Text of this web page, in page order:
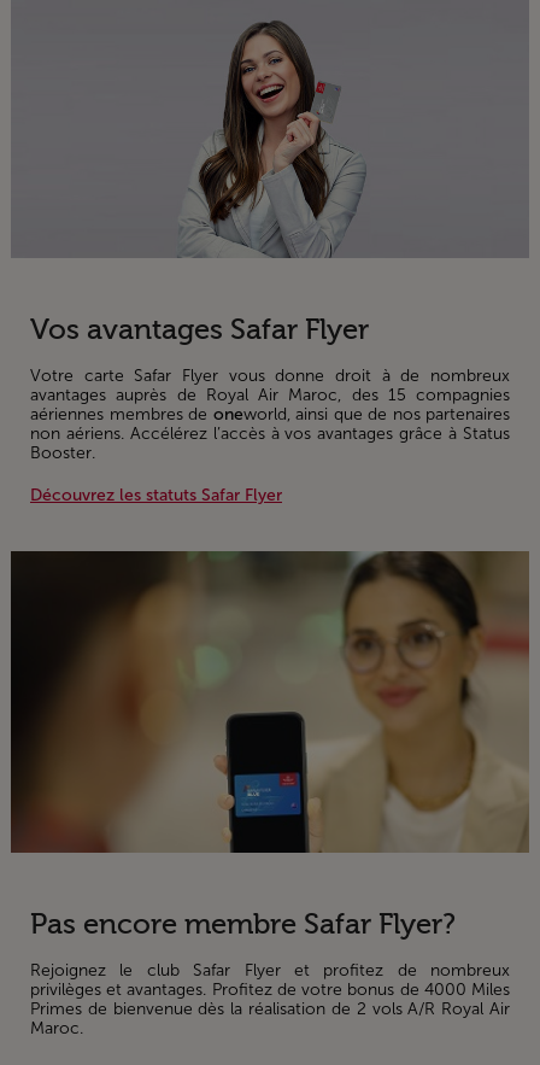
Vos avantages Safar Flyer
Votre carte Safar Flyer vous donne droit à de nombreux
avantages auprès de Royal Air Maroc, des 15 compagnies
aériennes membres de oneworld, ainsi que de nos partenaires
non aériens. Accélérez l’accès à vos avantages grâce à Status
Booster.
Découvrez les statuts Safar Flyer
Pas encore membre Safar Flyer?
Rejoignez le club Safar Flyer et profitez de nombreux
privilèges et avantages. Profitez de votre bonus de 4000 Miles
Primes de bienvenue dès la réalisation de 2 vols A/R Royal Air
Maroc.
Informations